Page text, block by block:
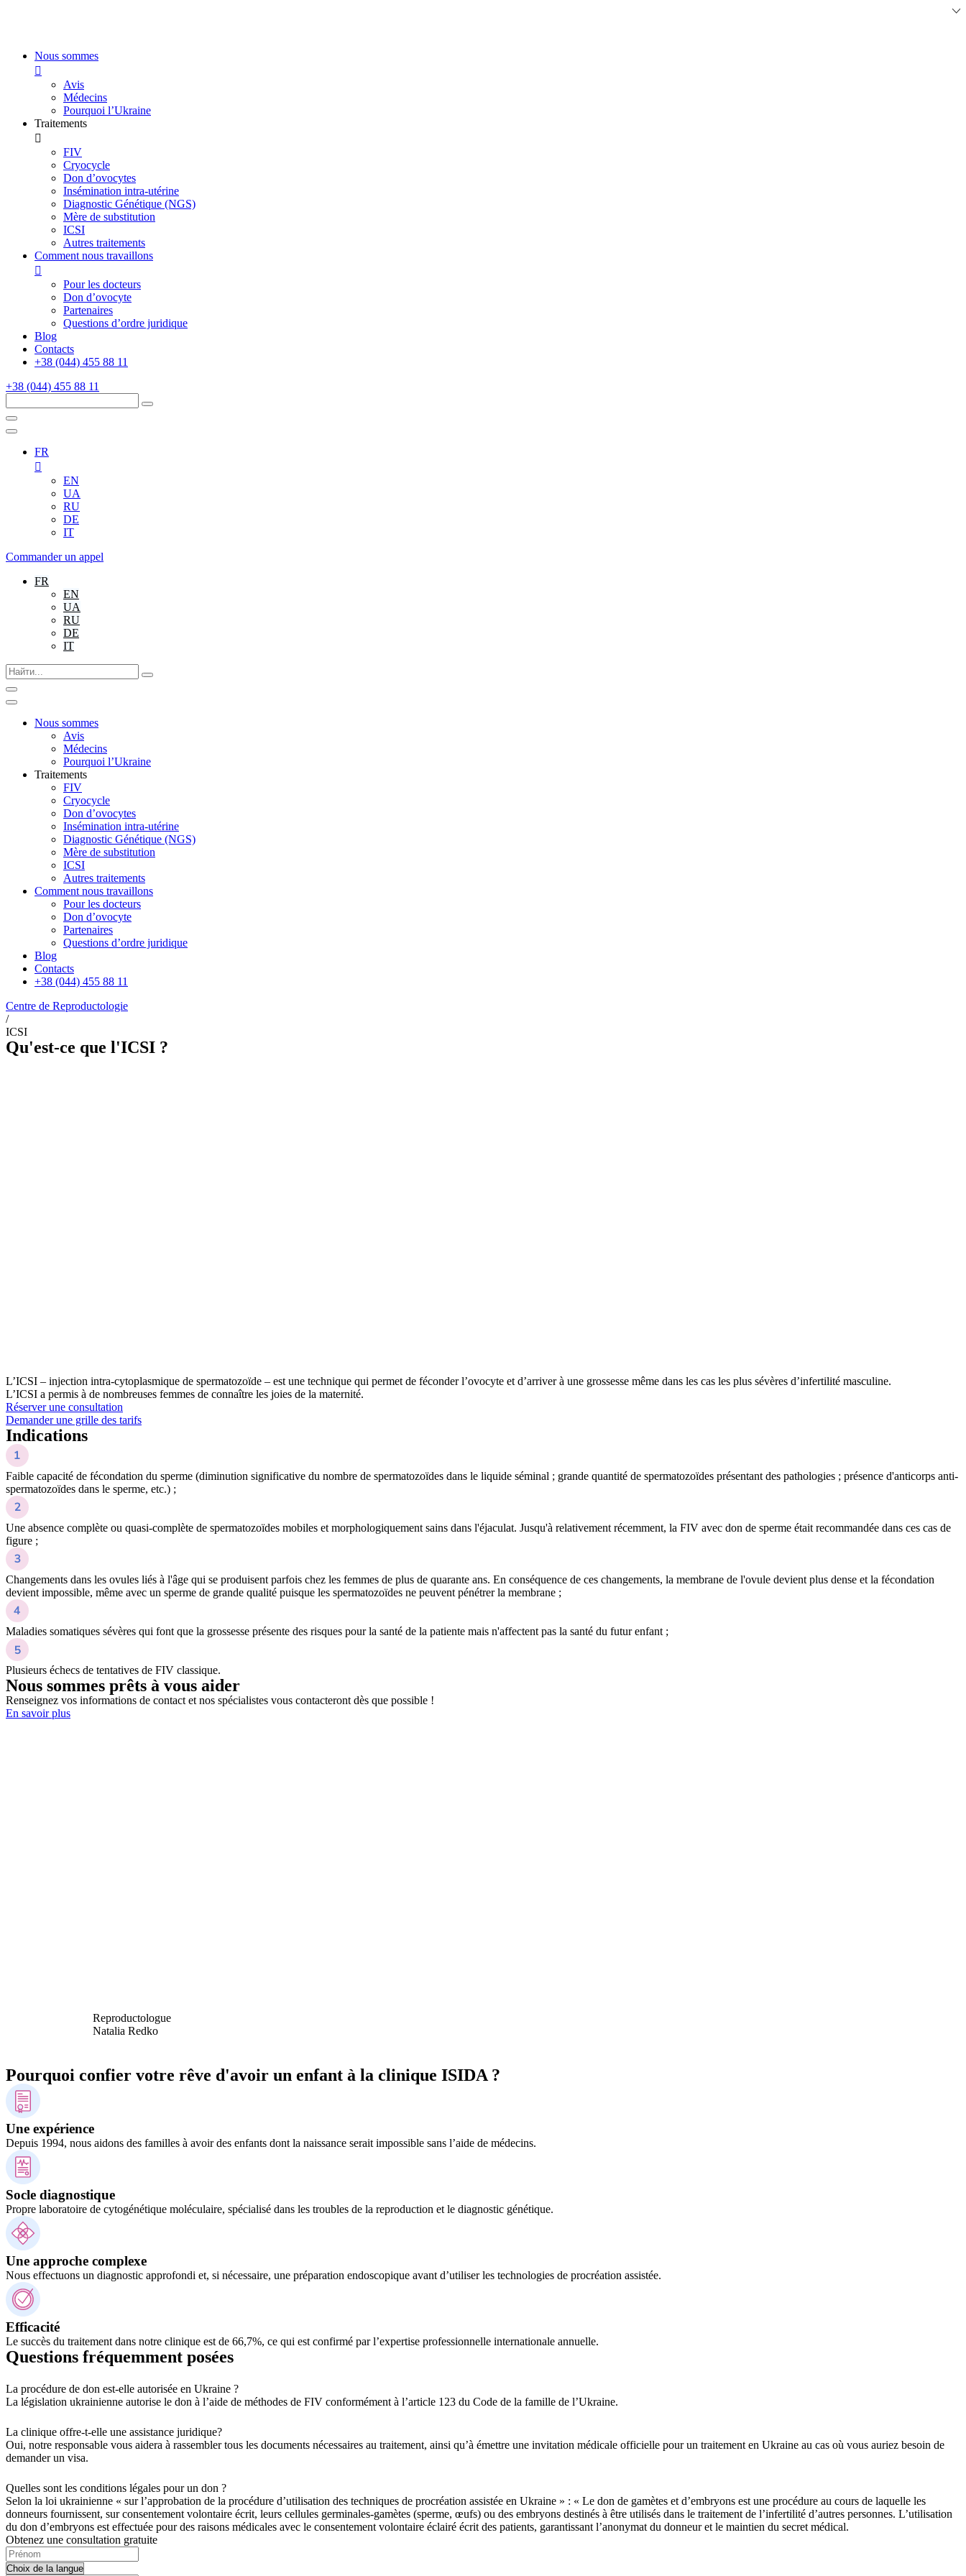
Nous sommes
Avis
Médecins
Pourquoi l’Ukraine
Traitements
FIV
Cryocycle
Don d’ovocytes
Insémination intra-utérine
Diagnostic Génétique (NGS)
Mère de substitution
ICSI
Autres traitements
Comment nous travaillons
Pour les docteurs
Don d’ovocyte
Partenaires
Questions d’ordre juridique
Blog
Contacts
+38 (044) 455 88 11
+38 (044) 455 88 11
FR
EN
UA
RU
DE
IT
Commander un appel
FR
EN
UA
RU
DE
IT
Nous sommes
Avis
Médecins
Pourquoi l’Ukraine
Traitements
FIV
Cryocycle
Don d’ovocytes
Insémination intra-utérine
Diagnostic Génétique (NGS)
Mère de substitution
ICSI
Autres traitements
Comment nous travaillons
Pour les docteurs
Don d’ovocyte
Partenaires
Questions d’ordre juridique
Blog
Contacts
+38 (044) 455 88 11
Centre de Reproductologie
/
ICSI
Qu'est-ce que l'ICSI ?
L’ICSI – injection intra-cytoplasmique de spermatozoïde – est une technique qui permet de féconder l’ovocyte et d’arriver à une grossesse même dans les cas les plus sévères d’infertilité masculine.
L’ICSI a permis à de nombreuses femmes de connaître les joies de la maternité.
Réserver une consultation
Demander une grille des tarifs
Indications
Faible capacité de fécondation du sperme (diminution significative du nombre de spermatozoïdes dans le liquide séminal ; grande quantité de spermatozoïdes présentant des pathologies ; présence d'anticorps anti-
spermatozoïdes dans le sperme, etc.) ;
Une absence complète ou quasi-complète de spermatozoïdes mobiles et morphologiquement sains dans l'éjaculat. Jusqu'à relativement récemment, la FIV avec don de sperme était recommandée dans ces cas de
figure ;
Changements dans les ovules liés à l'âge qui se produisent parfois chez les femmes de plus de quarante ans. En conséquence de ces changements, la membrane de l'ovule devient plus dense et la fécondation
devient impossible, même avec un sperme de grande qualité puisque les spermatozoïdes ne peuvent pénétrer la membrane ;
Maladies somatiques sévères qui font que la grossesse présente des risques pour la santé de la patiente mais n'affectent pas la santé du futur enfant ;
Plusieurs échecs de tentatives de FIV classique.
Nous sommes prêts à vous aider
Renseignez vos informations de contact et nos spécialistes vous contacteront dès que possible !
En savoir plus
Reproductologue
Natalia Redko
Pourquoi confier votre rêve d'avoir un enfant à la clinique ISIDA ?
Une expérience
Depuis 1994, nous aidons des familles à avoir des enfants dont la naissance serait impossible sans l’aide de médecins.
Socle diagnostique
Propre laboratoire de cytogénétique moléculaire, spécialisé dans les troubles de la reproduction et le diagnostic génétique.
Une approche complexe
Nous effectuons un diagnostic approfondi et, si nécessaire, une préparation endoscopique avant d’utiliser les technologies de procréation assistée.
Efficacité
Le succès du traitement dans notre clinique est de 66,7%, ce qui est confirmé par l’expertise professionnelle internationale annuelle.
Questions fréquemment posées
La procédure de don est-elle autorisée en Ukraine ?
La législation ukrainienne autorise le don à l’aide de méthodes de FIV conformément à l’article 123 du Code de la famille de l’Ukraine.
La clinique offre-t-elle une assistance juridique?
Oui, notre responsable vous aidera à rassembler tous les documents nécessaires au traitement, ainsi qu’à émettre une invitation médicale officielle pour un traitement en Ukraine au cas où vous auriez besoin de
demander un visa.
Quelles sont les conditions légales pour un don ?
Selon la loi ukrainienne « sur l’approbation de la procédure d’utilisation des techniques de procréation assistée en Ukraine » : « Le don de gamètes et d’embryons est une procédure au cours de laquelle les
donneurs fournissent, sur consentement volontaire écrit, leurs cellules germinales-gamètes (sperme, œufs) ou des embryons destinés à être utilisés dans le traitement de l’infertilité d’autres personnes. L’utilisation
du don d’embryons est effectuée pour des raisons médicales avec le consentement volontaire éclairé écrit des patients, garantissant l’anonymat du donneur et le maintien du secret médical.
Obtenez une consultation gratuite